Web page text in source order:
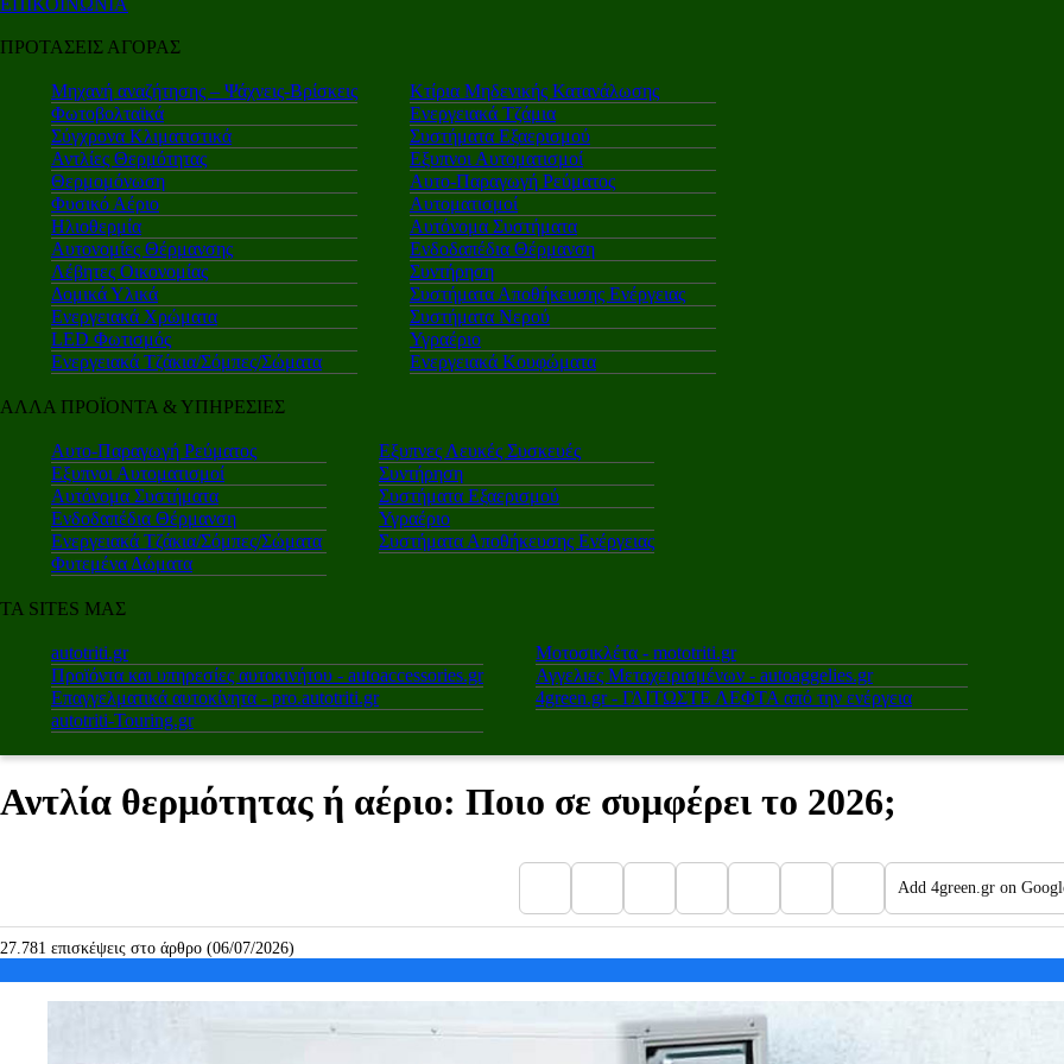
ΕΠΙΚΟΙΝΩΝΙΑ
ΠΡΟΤΑΣΕΙΣ ΑΓΟΡΑΣ
Μηχανή αναζήτησης – Ψάχνεις-Βρίσκεις
Φωτοβολταϊκά
Σύγχρονα Κλιματιστικά
Αντλίες Θερμότητας
Θερμομόνωση
Φυσικό Αέριο
Ηλιοθερμία
Αυτονομίες Θέρμανσης
Λέβητες Οικονομίας
Δομικά Υλικά
Ενεργειακά Χρώματα
LED Φωτισμός
Ενεργειακά Τζάκια/Σόμπες/Σώματα
Κτίρια Μηδενικής Κατανάλωσης
Ενεργειακά Τζάμια
Συστήματα Εξαερισμού
Εξυπνοι Αυτοματισμοί
Αυτο-Παραγωγή Ρεύματος
Αυτοματισμοί
Αυτόνομα Συστήματα
Ενδοδαπέδια Θέρμανση
Συντήρηση
Συστήματα Αποθήκευσης Ενέργειας
Συστήματα Νερού
Υγραέριο
Ενεργειακά Κουφώματα
ΑΛΛΑ ΠΡΟΪΟΝΤΑ & ΥΠΗΡΕΣΙΕΣ
Αυτο-Παραγωγή Ρεύματος
Εξυπνοι Αυτοματισμοί
Αυτόνομα Συστήματα
Ενδοδαπέδια Θέρμανση
Ενεργειακά Τζάκια/Σόμπες/Σώματα
Φυτεμένα Δώματα
Εξυπνες Λευκές Συσκευές
Συντήρηση
Συστήματα Εξαερισμού
Υγραέριο
Συστήματα Αποθήκευσης Ενέργειας
ΤΑ SITES ΜΑΣ
autotriti.gr
Προϊόντα και υπηρεσίες αυτοκινήτου - autoaccessories.gr
Επαγγελματικά αυτοκίνητα - pro.autotriti.gr
autotriti-Touring.gr
Μοτοσικλέτα - mototriti.gr
Αγγελιες Μεταχειρισμένων - autoaggelies.gr
4green.gr - ΓΛΙΤΩΣΤΕ ΛΕΦΤΑ από την ενέργεια
Αντλία θερμότητας ή αέριο: Ποιο σε συμφέρει το 2026;
Add 4green.gr on
27.781 επισκέψεις στο άρθρο (06/07/2026)